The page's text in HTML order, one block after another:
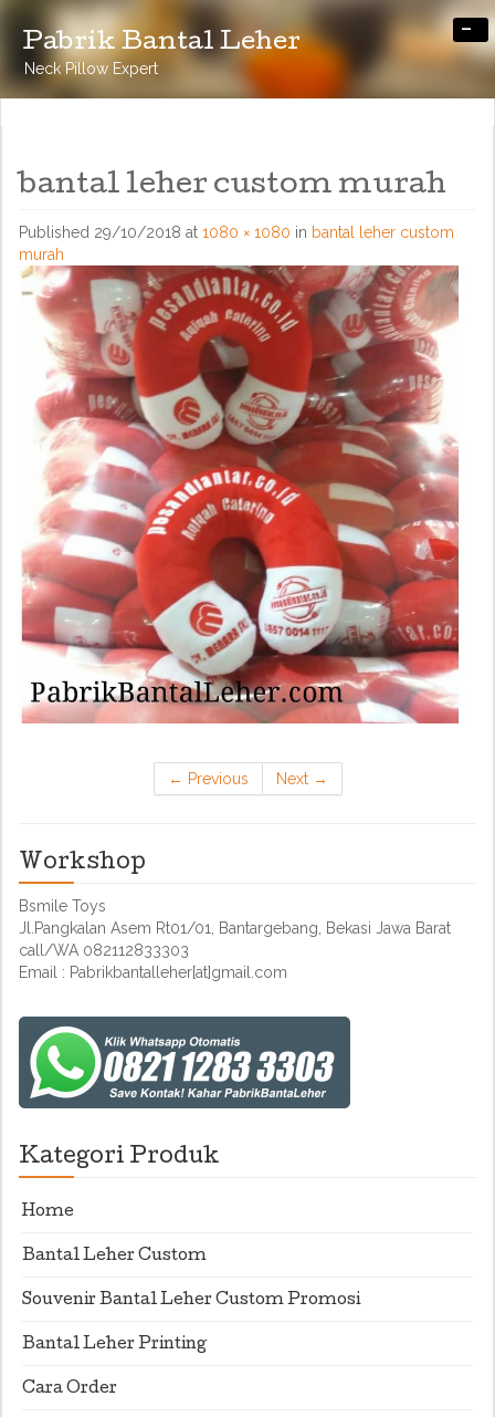
Pabrik Bantal Leher
Neck Pillow Expert
-
bantal leher custom murah
Published 29/10/2018 at 1080 × 1080 in bantal leher custom
murah
← Previous Next →
Workshop
Bsmile Toys
Jl.Pangkalan Asem Rt01/01, Bantargebang, Bekasi Jawa Barat
call/WA 082112833303
Email : Pabrikbantalleher[at]gmail.com
Kategori Produk
Home
Bantal Leher Custom
Souvenir Bantal Leher Custom Promosi
Bantal Leher Printing
Cara Order